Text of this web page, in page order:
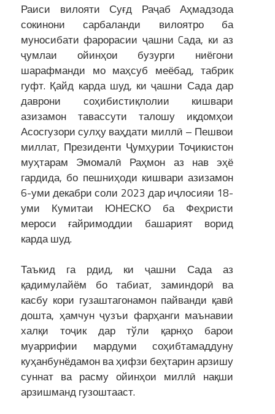
Раиси вилояти Суғд Раҷаб Аҳмадзода
сокинони сарбаланди вилоятро ба
муносибати фарорасии ҷашни Cада, ки аз
ҷумлаи ойинҳои бузурги ниёгони
шарафманди мо маҳсуб меёбад, табрик
гуфт. Қайд карда шуд, ки ҷашни Сада дар
даврони соҳибистиқлолии кишвари
азизамон тавассути талошу иқдомҳои
Асосгузори сулҳу ваҳдати миллӣ – Пешвои
миллат, Президенти Ҷумҳурии Тоҷикистон
муҳтарам Эмомалӣ Раҳмон аз нав эҳё
гардида, бо пешниҳоди кишвари азизамон
6-уми декабри соли 2023 дар иҷлосияи 18-
уми Кумитаи ЮНЕСКО ба Феҳристи
мероси ғайримоддии башарият ворид
карда шуд.
Таъкид га рдид, ки ҷашни Сада аз
қадимулайём бо табиат, заминдорӣ ва
касбу кори гузаштагонамон пайванди қавӣ
дошта, ҳамчун ҷузъи фарҳанги маънавии
халқи тоҷик дар тўли қарнҳо барои
муаррифии мардуми соҳибтамаддуну
куҳанбунёдамон ва ҳифзи беҳтарин арзишу
суннат ва расму ойинҳои миллӣ нақши
арзишманд гузоштааст.